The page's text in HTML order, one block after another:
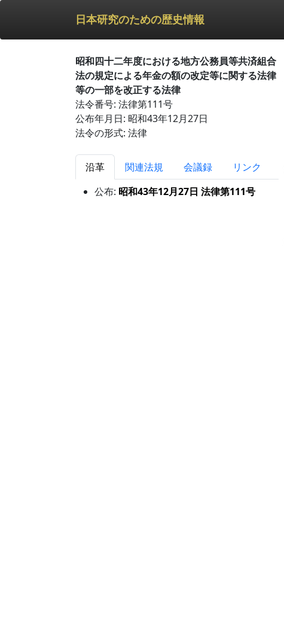
日本研究のための歴史情報
昭和四十二年度における地方公務員等共済組合
法の規定による年金の額の改定等に関する法律
等の一部を改正する法律
法令番号: 法律第111号
公布年月日: 昭和43年12月27日
法令の形式: 法律
沿革 関連法規 会議録
リンク
公布: 昭和43年12月27日 法律第111号